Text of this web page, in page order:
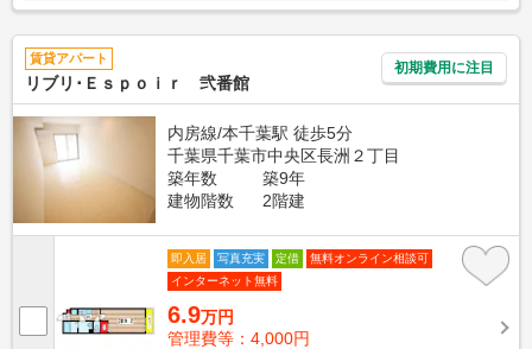
賃貸アパート
リブリ･Ｅｓｐｏｉｒ 弐番館
初期費用に注目
内房線/本千葉駅 徒歩5分
千葉県千葉市中央区長洲２丁目
築年数
築9年
建物階数
2階建
即入居 写真充実 定借
無料オンライン相談可
インターネット無料
6.9万円
管理費等：4,000円